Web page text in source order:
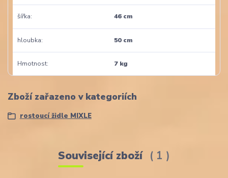
šířka 46 cm
hloubka 50 cm
Hmotnost 7 kg
Zboží zařazeno v kategoriích
rostoucí židle MIXLE
Související zboží 1